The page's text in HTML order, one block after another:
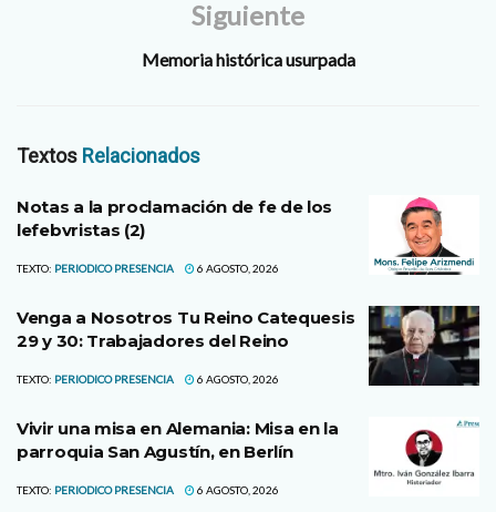
Siguiente
Memoria histórica usurpada
Textos Relacionados
Notas a la proclamación de fe de los
lefebvristas (2)
TEXTO: PERIODICO PRESENCIA 6 AGOSTO, 2026
Venga a Nosotros Tu Reino Catequesis
29 y 30: Trabajadores del Reino
TEXTO: PERIODICO PRESENCIA 6 AGOSTO, 2026
Vivir una misa en Alemania: Misa en la
parroquia San Agustín, en Berlín
TEXTO: PERIODICO PRESENCIA 6 AGOSTO, 2026